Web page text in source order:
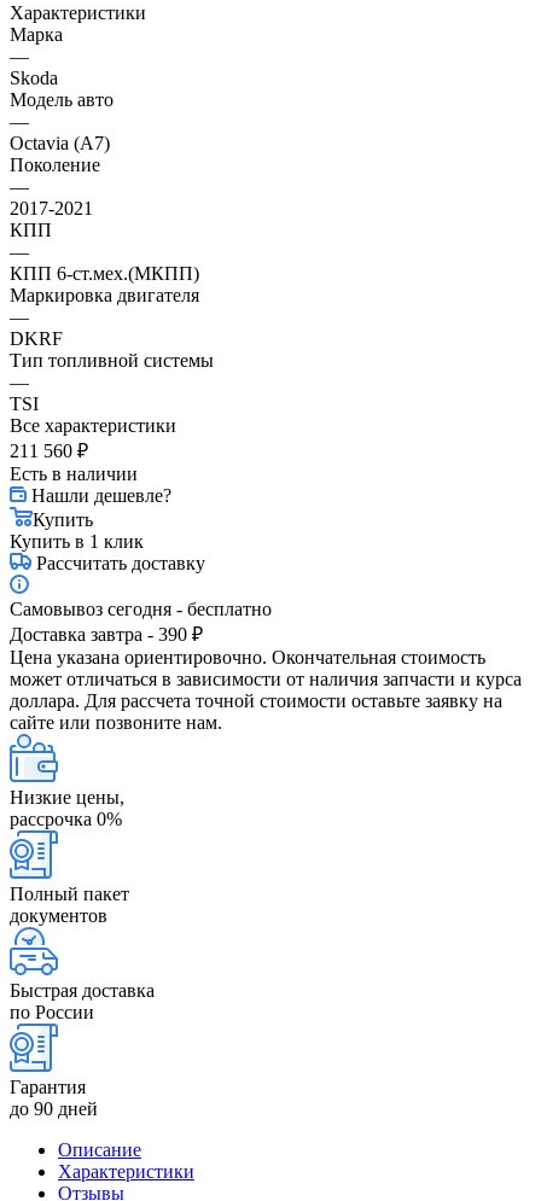
Характеристики
Марка
—
Skoda
Модель авто
—
Octavia (A7)
Поколение
—
2017-2021
КПП
—
КПП 6-ст.мех.(МКПП)
Маркировка двигателя
—
DKRF
Тип топливной системы
—
TSI
Все характеристики
211 560 ₽
Есть в наличии
Нашли дешевле?
Купить
Купить в 1 клик
Рассчитать доставку
Самовывоз сегодня - бесплатно
Доставка завтра - 390 ₽
Цена указана ориентировочно. Окончательная стоимость
может отличаться в зависимости от наличия запчасти и курса
доллара. Для рассчета точной стоимости оставьте заявку на
сайте или позвоните нам.
Низкие цены,
рассрочка 0%
Полный пакет
документов
Быстрая доставка
по России
Гарантия
до 90 дней
Описание
Характеристики
Отзывы